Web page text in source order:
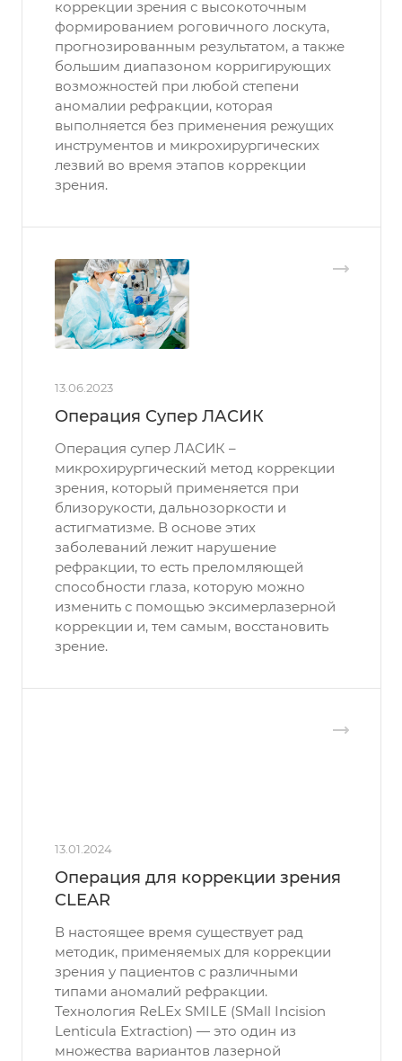
коррекции зрения с высокоточным
формированием роговичного лоскута,
прогнозированным результатом, а также
большим диапазоном корригирующих
возможностей при любой степени
аномалии рефракции, которая
выполняется без применения режущих
инструментов и микрохирургических
лезвий во время этапов коррекции
зрения.
13.06.2023
Операция Супер ЛАСИК
Операция супер ЛАСИК –
микрохирургический метод коррекции
зрения, который применяется при
близорукости, дальнозоркости и
астигматизме. В основе этих
заболеваний лежит нарушение
рефракции, то есть преломляющей
способности глаза, которую можно
изменить с помощью эксимерлазерной
коррекции и, тем самым, восстановить
зрение.
13.01.2024
Операция для коррекции зрения
CLEAR
В настоящее время существует рад
методик, применяемых для коррекции
зрения у пациентов с различными
типами аномалий рефракции.
Технология ReLEx SMILE (SMall Incision
Lenticula Extraction) — это один из
множества вариантов лазерной